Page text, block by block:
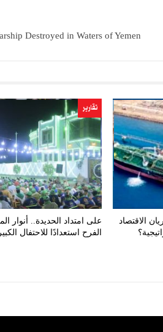
Destroyed in Waters of Yemen
الاقتصاد
تقارير
على امتداد الحديدة.. أنوار
الفرح استعدادًا للاحتفال الكبير